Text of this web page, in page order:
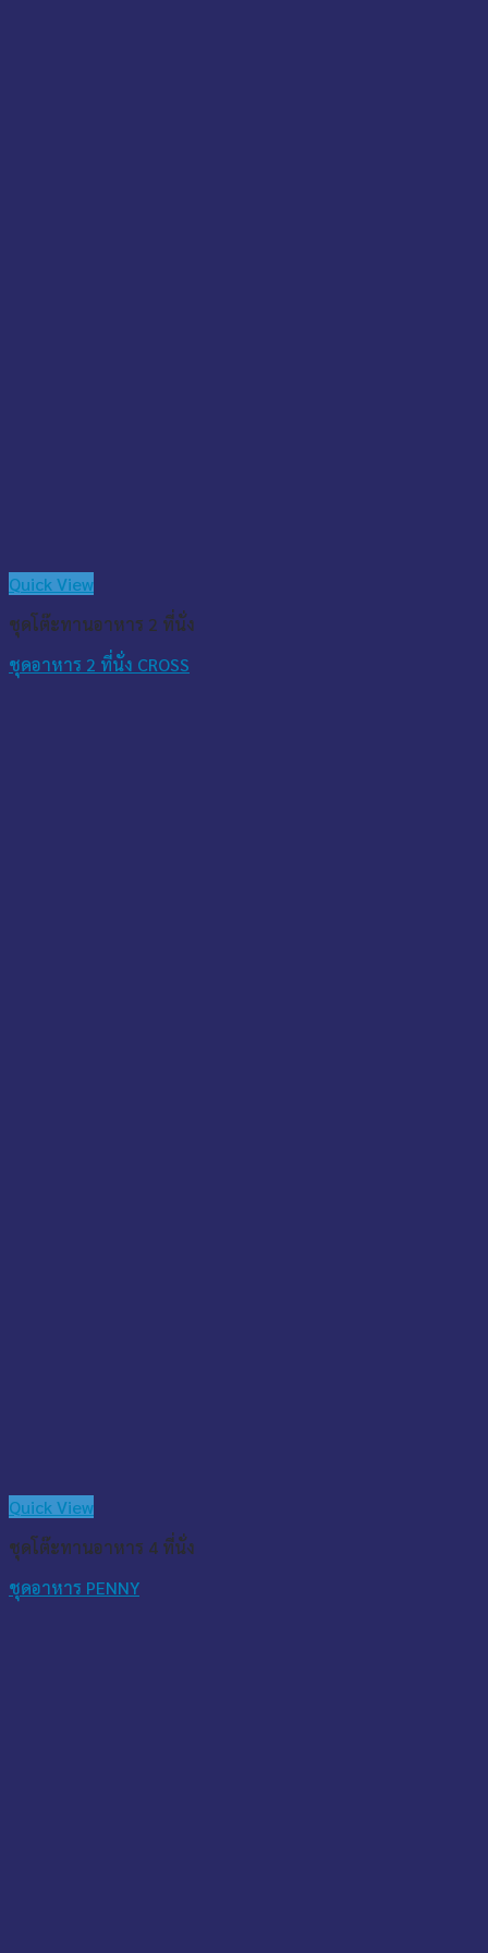
Quick View
ชุดโต๊ะทานอาหาร 2 ที่นั่ง
ชุดอาหาร 2 ที่นั่ง CROSS
Quick View
ชุดโต๊ะทานอาหาร 4 ที่นั่ง
ชุดอาหาร PENNY